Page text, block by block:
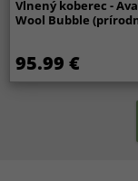
Vlnený koberec -
Wool Bubble
95.99 €